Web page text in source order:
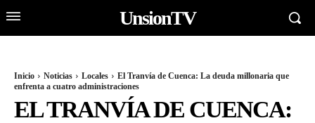
UnsionTV
Inicio Noticias Locales
El Tranvía de Cuenca: La deuda millonaria que
enfrenta a cuatro administraciones
EL TRANVÍA DE CUENCA: